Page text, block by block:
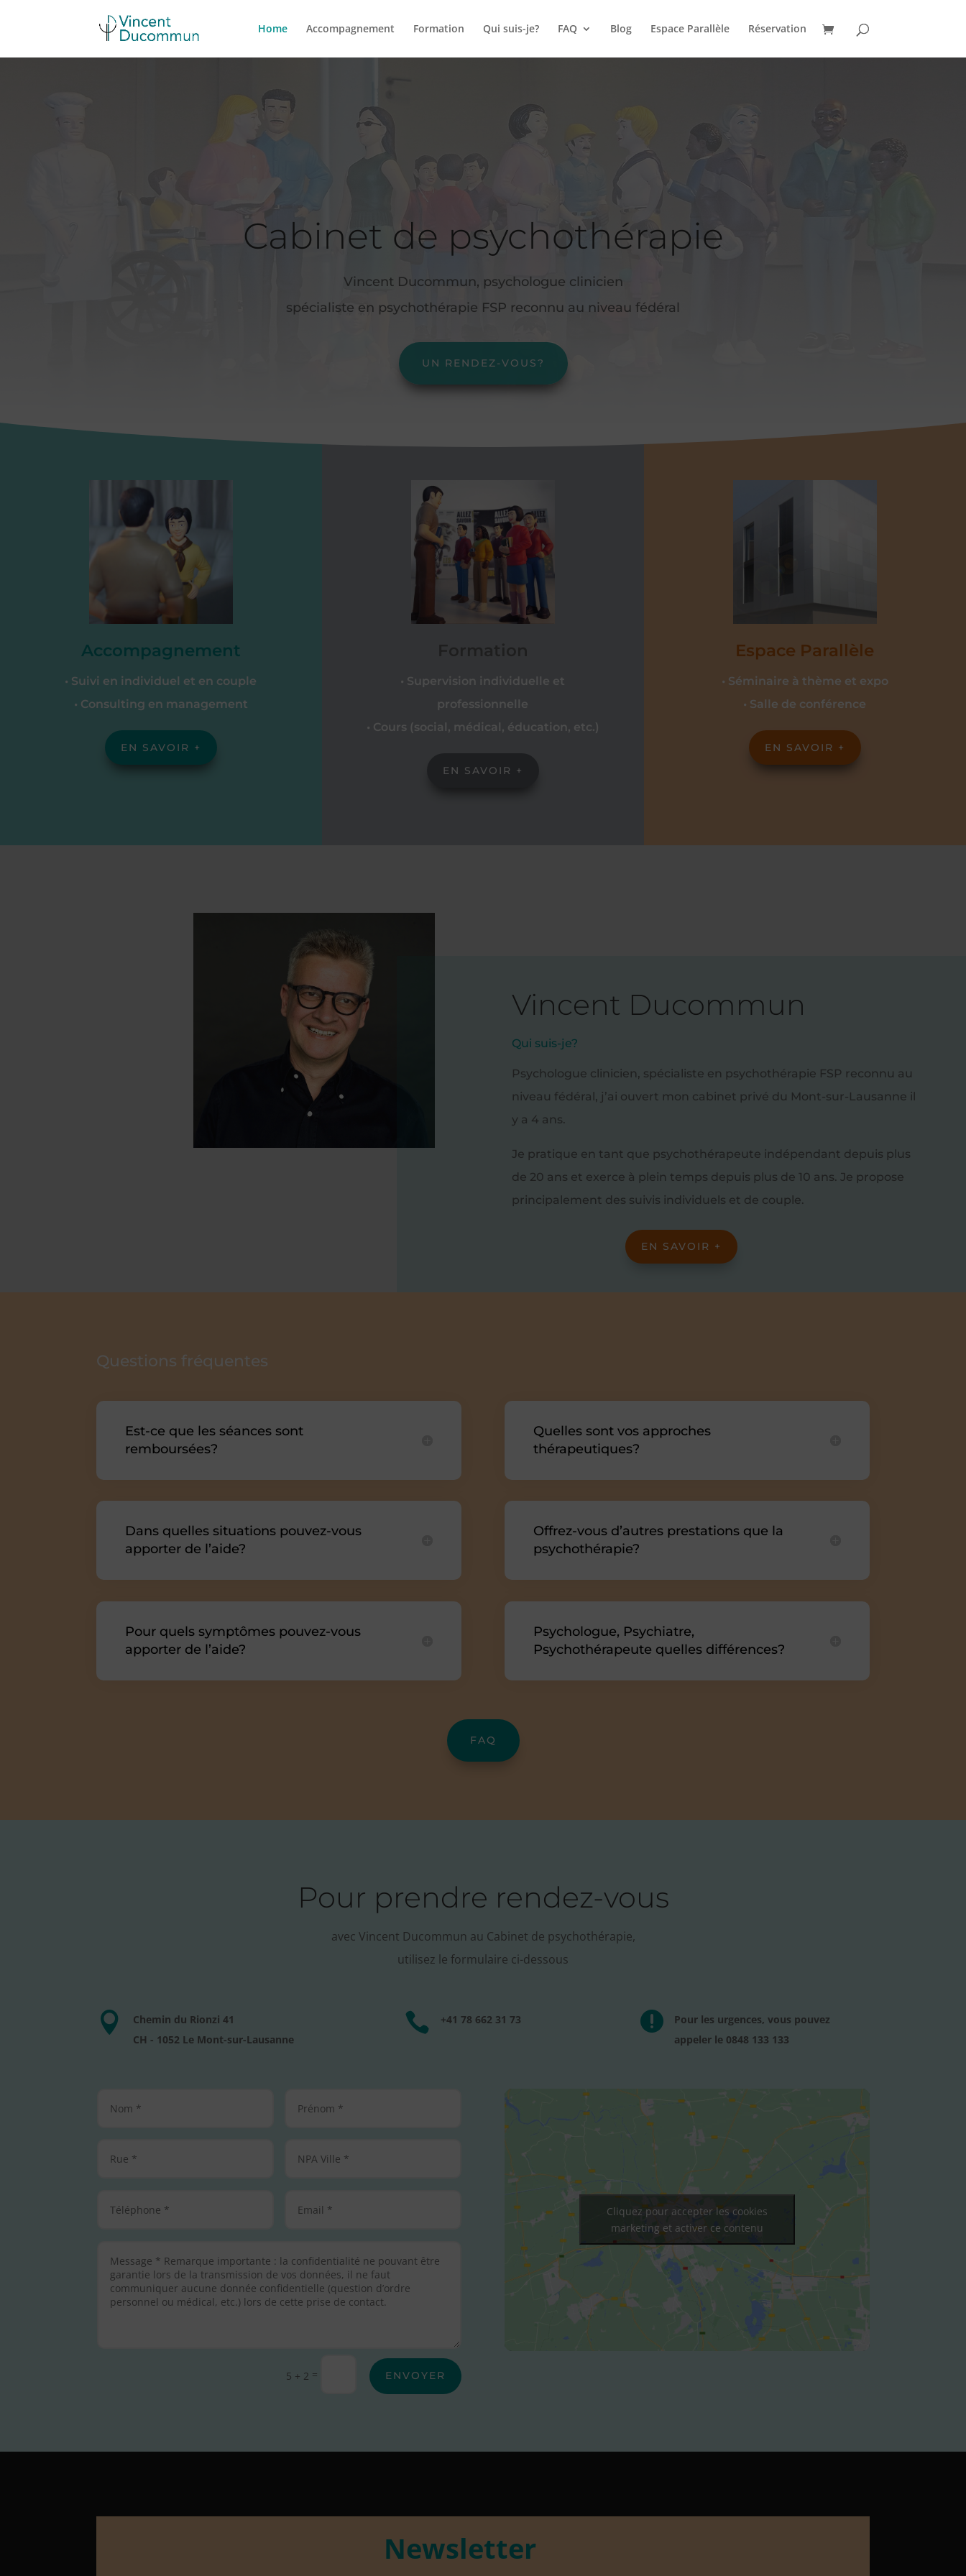
Home Accompagnement Formation Qui suis-je? FAQ Blog Espace Parallèle Réservation
Cabinet de psychothérapie
Vincent Ducommun, psychologue clinicien
spécialiste en psychothérapie FSP reconnu au niveau fédéral
UN RENDEZ-VOUS?
Accompagnement
• Suivi en individuel et en couple
• Consulting en management
EN SAVOIR +
• Supervision individuelle et
professionnelle
• Cours (social, médical, éducation, etc.)
EN SAVOIR +
Espace Parallèle
• Séminaire à thème et expo
• Salle de conférence
EN SAVOIR +
Vincent Ducommun
Qui suis-je?
Psychologue clinicien, spécialiste en psychothérapie FSP reconnu au
niveau fédéral, j’ai ouvert mon cabinet privé du Mont-sur-Lausanne il
y a 4 ans.
Je pratique en tant que psychothérapeute indépendant depuis plus
de 20 ans et exerce à plein temps depuis plus de 10 ans. Je propose
principalement des suivis individuels et de couple.
EN SAVOIR +
Questions fréquentes
Est-ce que les séances sont
remboursées?
Dans quelles situations pouvez-vous
apporter de l’aide?
Pour quels symptômes pouvez-vous
apporter de l’aide?
Quelles sont vos approches
thérapeutiques?
Offrez-vous d’autres prestations que la
psychothérapie?
Psychologue, Psychiatre,
Psychothérapeute quelles différences?
FAQ
Pour prendre rendez-vous
avec Vincent Ducommun au Cabinet de psychothérapie,
utilisez le formulaire ci-dessous

Chemin du Rionzi 41
CH - 1052 Le Mont-sur-Lausanne
 +41 78 662 31 73 
Pour les urgences, vous pouvez
appeler le 0848 133 133
5 + 2 = ENVOYER
Cliquez pour accepter les cookies
marketing et activer ce contenu
Newsletter